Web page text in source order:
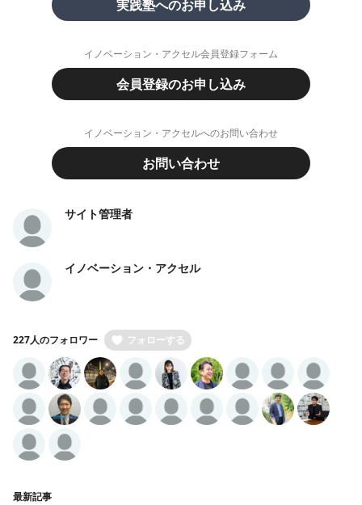
実践塾へのお申し込み
イノベーション・アクセル会員登録フォーム
会員登録のお申し込み
イノベーション・アクセルへのお問い合わせ
お問い合わせ
サイト管理者
イノベーション・アクセル
227人のフォロワー フォローする
最新記事